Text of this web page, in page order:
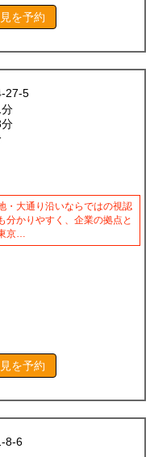
を予約
27-5
分
・大通り沿いならではの視認
分かりやすく、企業の拠点と
京…
を予約
8-6